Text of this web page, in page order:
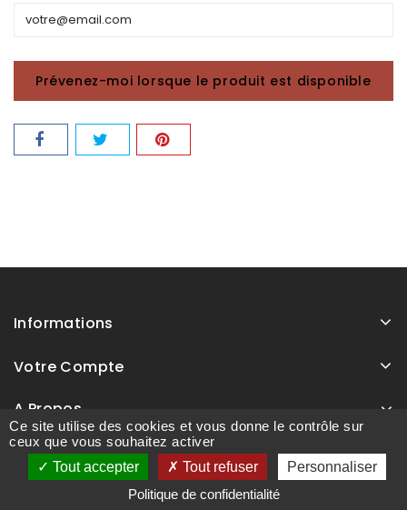
Prévenez-moi lorsque le produit est disponible
Informations
Votre Compte
A Propos
Ce site utilise des cookies et vous donne le contrôle sur
ceux que vous souhaitez activer
Tout accepter
Tout refuser
Personnaliser
Politique de confidentialité